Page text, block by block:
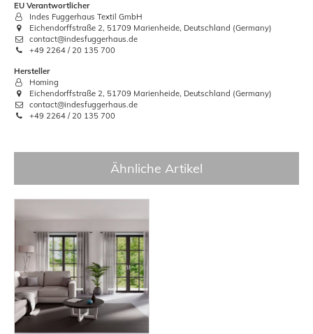
EU Verantwortlicher
Indes Fuggerhaus Textil GmbH
Eichendorffstraße 2, 51709 Marienheide, Deutschland (Germany)
contact@indesfuggerhaus.de
+49 2264 / 20 135 700
Hersteller
Homing
Eichendorffstraße 2, 51709 Marienheide, Deutschland (Germany)
contact@indesfuggerhaus.de
+49 2264 / 20 135 700
Ähnliche Artikel